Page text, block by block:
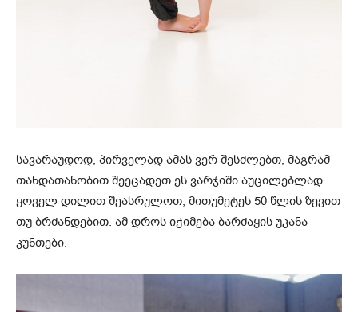
სავარაუდოდ, პირველად ამას ვერ შესძლებთ, მაგრამ
თანდათანობით შეეცადეთ ეს ვარჯიში აუცილებლად
ყოველ დილით შეასრულოთ, მითუმეტეს 50 წლის ზევით
თუ ბრძანდებით. ამ დროს იჭიმება ბარძაყის უკანა
კუნთები.